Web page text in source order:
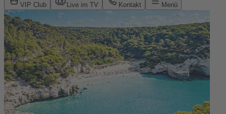
VIP Club Live im TV Kontakt Menü